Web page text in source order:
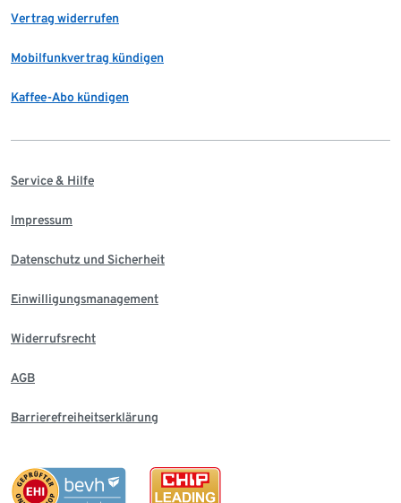
Vertrag widerrufen
Mobilfunkvertrag kündigen
Kaffee-Abo kündigen
Service & Hilfe
Impressum
Datenschutz und Sicherheit
Einwilligungsmanagement
Widerrufsrecht
AGB
Barrierefreiheitserklärung